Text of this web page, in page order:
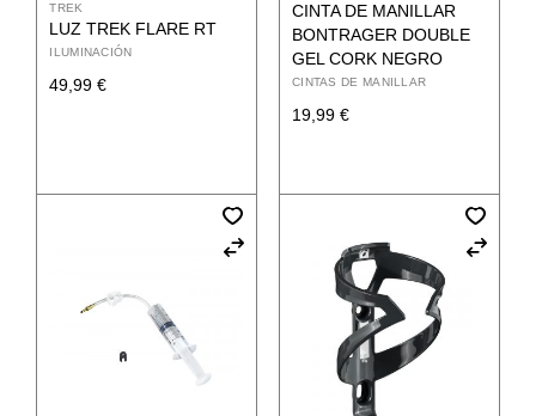
TREK
LUZ TREK FLARE RT
ILUMINACIÓN
49,99€
CINTA DE MANILLAR
BONTRAGER DOUBLE
GEL CORK NEGRO
CINTAS DE MANILLAR
19,99 €